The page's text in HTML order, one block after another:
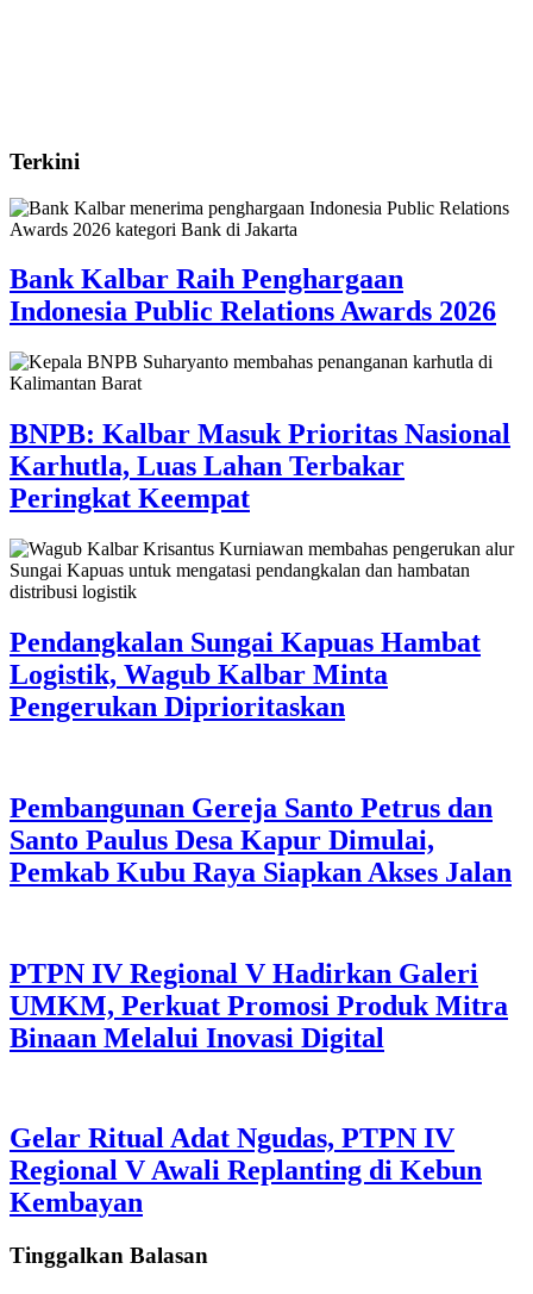
Terkini
Bank Kalbar Raih Penghargaan
Indonesia Public Relations Awards 2026
BNPB: Kalbar Masuk Prioritas Nasional
Karhutla, Luas Lahan Terbakar
Peringkat Keempat
Pendangkalan Sungai Kapuas Hambat
Logistik, Wagub Kalbar Minta
Pengerukan Diprioritaskan
Pembangunan Gereja Santo Petrus dan
Santo Paulus Desa Kapur Dimulai,
Pemkab Kubu Raya Siapkan Akses Jalan
PTPN IV Regional V Hadirkan Galeri
UMKM, Perkuat Promosi Produk Mitra
Binaan Melalui Inovasi Digital
Gelar Ritual Adat Ngudas, PTPN IV
Regional V Awali Replanting di Kebun
Kembayan
Tinggalkan Balasan